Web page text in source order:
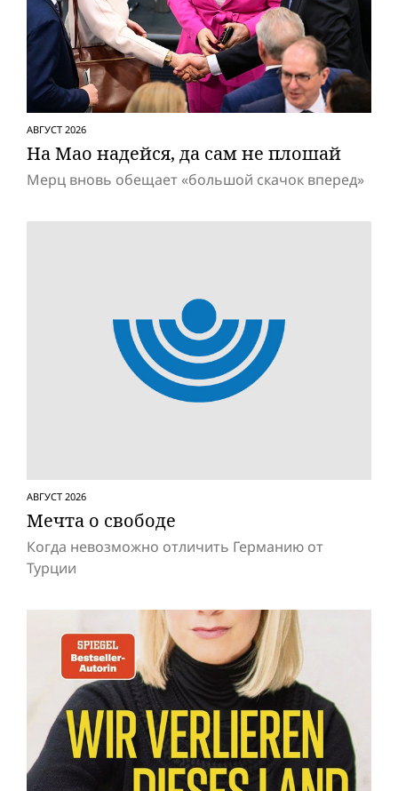
АВГУСТ 2026
На Мао надейся, да сам не плошай
Мерц вновь обещает «большой скачок вперед»
АВГУСТ 2026
Мечта о свободе
Когда невозможно отличить Германию от
Турции